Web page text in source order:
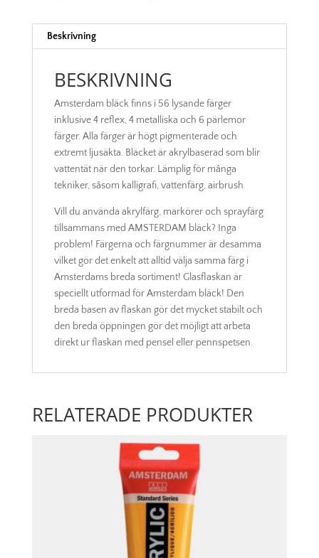
Beskrivning
BESKRIVNING
Amsterdam bläck finns i 56 lysande färger
inklusive 4 reflex, 4 metalliska och 6 pärlemor
färger. Alla färger är högt pigmenterade och
extremt ljusäkta. Bläcket är akrylbaserad som blir
vattentät när den torkar. Lämplig för många
tekniker, såsom kalligrafi, vattenfärg, airbrush.
Vill du använda akrylfärg, markörer och sprayfärg
tillsammans med AMSTERDAM bläck? Inga
problem! Färgerna och färgnummer är desamma
vilket gör det enkelt att alltid välja samma färg i
Amsterdams breda sortiment! Glasflaskan är
speciellt utformad för Amsterdam bläck! Den
breda basen av flaskan gör det mycket stabilt och
den breda öppningen gör det möjligt att arbeta
direkt ur flaskan med pensel eller pennspetsen.
RELATERADE PRODUKTER